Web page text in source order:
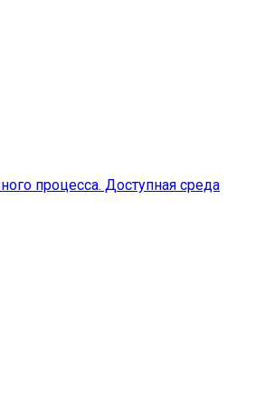
процесса. Доступная среда